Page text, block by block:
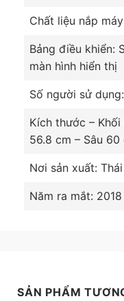
Chất liệu nắp
Bảng điều khiển:
màn hình hiển thị
Số người sử
Kích thước –
56.8 cm – Sâu
Nơi sản xuất:
Năm ra mắt: 2018
SẢN PHẨM